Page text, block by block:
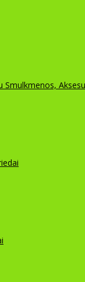
Smulkmenos,